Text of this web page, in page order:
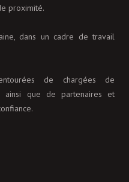
proximité.
dans un cadre de travail
de chargées de
ainsi que de partenaires et